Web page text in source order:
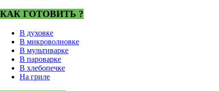
КАК ГОТОВИТЬ ?
В духовке
В микроволновке
В мультиварке
В пароварке
В хлебопечке
На гриле